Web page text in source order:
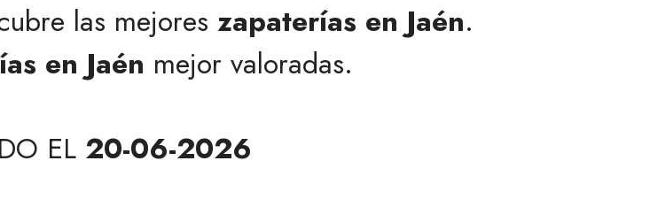
las mejores zapaterías en Jaén.
en Jaén mejor valoradas.
EL 20-06-2026